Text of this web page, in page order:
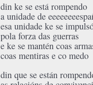
din ke se está rompendo
a unidade de
esa unidade ke se
pola forza das guerras
e ke se mantén coas
coas mentiras e co medo
din que se están